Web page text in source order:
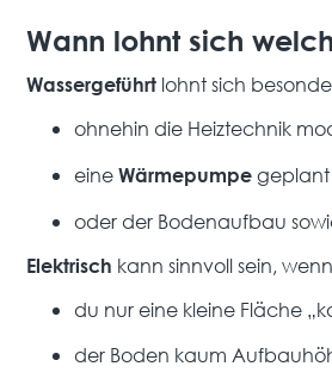
Wann lohnt sich
Wassergeführt lohnt sich
ohnehin die Heiztechnik
eineWärmepumpe geplant
oder der Bodenaufbau
Elektrisch kann sinnvoll sein,
du nur eine kleine Fläche
der Boden kaum